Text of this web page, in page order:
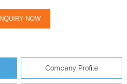
NOW
Company Profile